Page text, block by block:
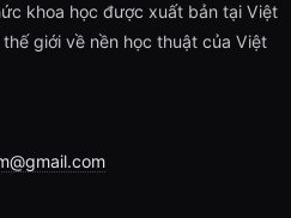
khoa học được xuất bản tại Việt
giới về nền học thuật của Việt